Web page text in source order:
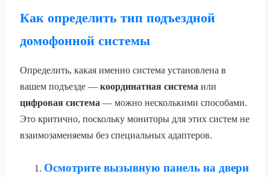
Как определить тип подъездной
домофонной системы
Определить, какая именно система установлена в
вашем подъезде — координатная система или
цифровая система — можно несколькими способами.
Это критично, поскольку мониторы для этих систем не
взаимозаменяемы без специальных адаптеров.
Осмотрите вызывную панель на двери